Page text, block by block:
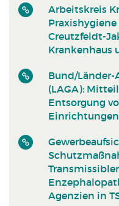
Arbeitskreis
Creutzfeldt-
Krankenhaus
Bund/
(LAGA):
Entsorgung
Agenzien in